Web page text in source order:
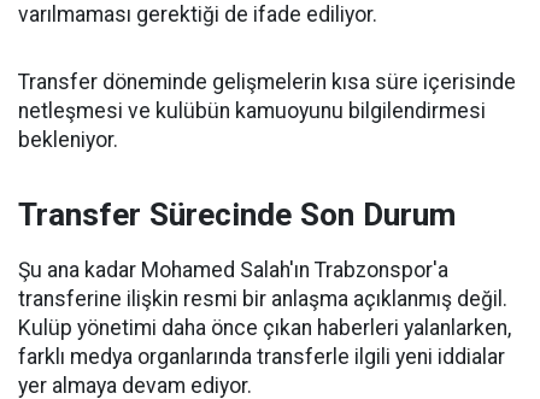
varılmaması gerektiği de ifade ediliyor.
Transfer döneminde gelişmelerin kısa süre içerisinde
netleşmesi ve kulübün kamuoyunu bilgilendirmesi
bekleniyor.
Transfer Sürecinde Son Durum
Şu ana kadar Mohamed Salah'ın Trabzonspor'a
transferine ilişkin resmi bir anlaşma açıklanmış değil.
Kulüp yönetimi daha önce çıkan haberleri yalanlarken,
farklı medya organlarında transferle ilgili yeni iddialar
yer almaya devam ediyor.